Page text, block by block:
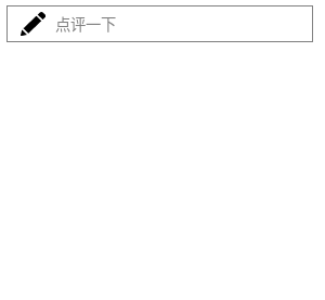
0 条评论
点评一下